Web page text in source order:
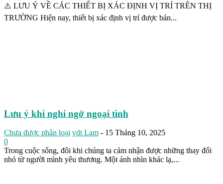
⚠️ LƯU Ý VỀ CÁC THIẾT BỊ XÁC ĐỊNH VỊ TRÍ TRÊN THỊ
TRƯỜNG Hiện nay, thiết bị xác định vị trí được bán...
Lưu ý khi nghi ngờ ngoại tình
Chưa được phân loại vdt Lam - 15 Tháng 10, 2025
0
Trong cuộc sống, đôi khi chúng ta cảm nhận được những thay đổi
nhỏ từ người mình yêu thương. Một ánh nhìn khác lạ,...